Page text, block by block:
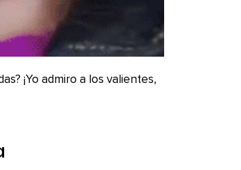
¡Yo admiro a los valientes,